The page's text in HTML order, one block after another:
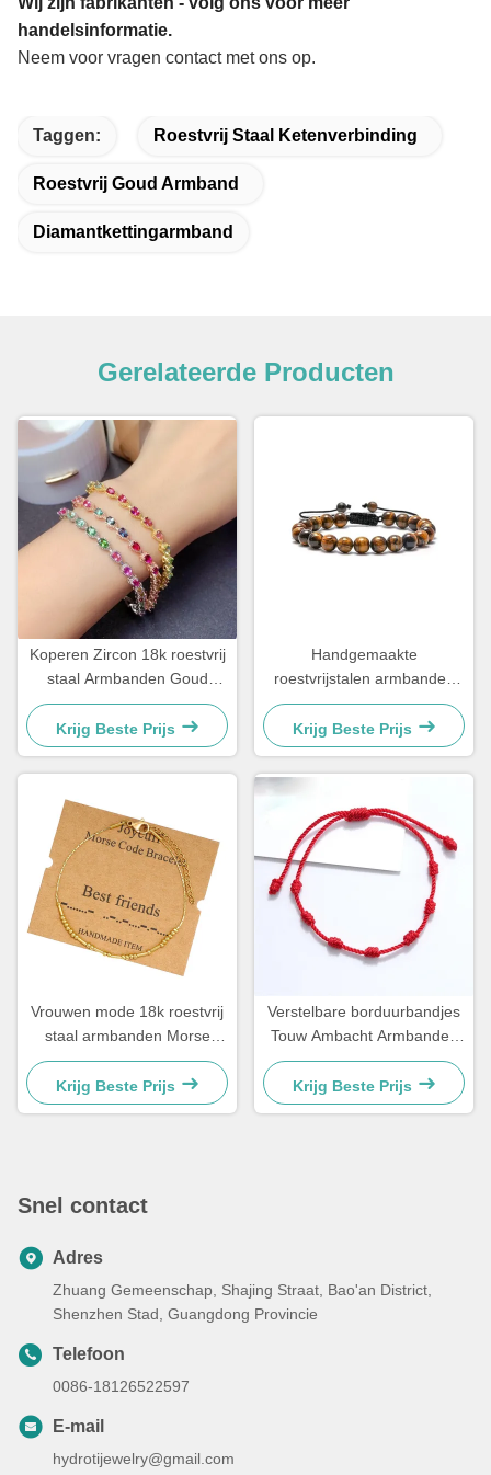
handelsinformatie.
Neem voor vragen contact met ons op.
Taggen: Roestvrij Staal Ketenverbinding
Roestvrij Goud Armband
Diamantkettingarmband
Gerelateerde Producten
Koperen Zircon 18k roestvrij
staal Armbanden Goud
geplatte Diamant
vrouwenarmband
Krijg Beste Prijs
Handgemaakte
roestvrijstalen armbanden
Couple Gift Mens Tiger Eye
Stone Perlenarmband
Krijg Beste Prijs
Vrouwen mode 18k roestvrij
staal armbanden Morse
code armband 21,5cm
Krijg Beste Prijs
Verstelbare borduurbandjes
Touw Ambacht Armbanden
Voor Koppel Cadeau 15 -
30cm
Krijg Beste Prijs
Snel contact
Adres
Zhuang Gemeenschap, Shajing Straat, Bao'an District,
Shenzhen Stad, Guangdong Provincie
Telefoon
0086-18126522597
E-mail
hydrotijewelry@gmail.com